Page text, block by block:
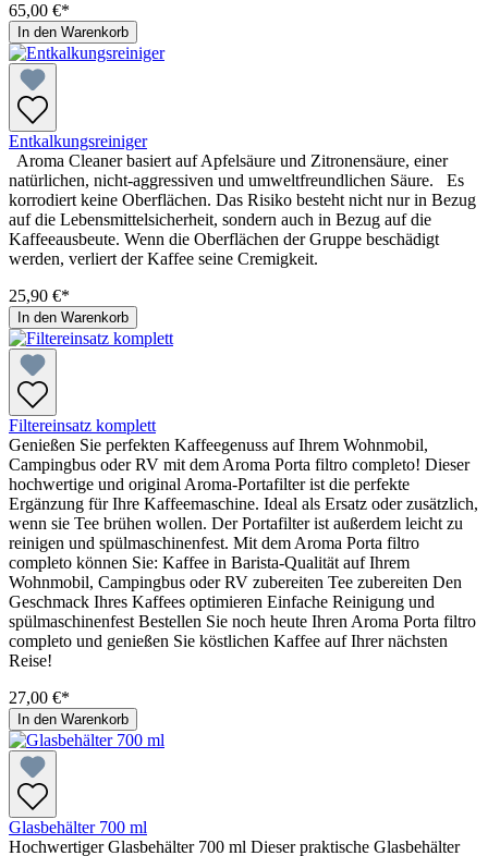
65,00 €*
In den Warenkorb
Entkalkungsreiniger
Aroma Cleaner basiert auf Apfelsäure und Zitronensäure, einer
natürlichen, nicht-aggressiven und umweltfreundlichen Säure. Es
korrodiert keine Oberflächen. Das Risiko besteht nicht nur in Bezug
auf die Lebensmittelsicherheit, sondern auch in Bezug auf die
Kaffeeausbeute. Wenn die Oberflächen der Gruppe beschädigt
werden, verliert der Kaffee seine Cremigkeit.
25,90 €*
In den Warenkorb
Filtereinsatz komplett
Genießen Sie perfekten Kaffeegenuss auf Ihrem Wohnmobil,
Campingbus oder RV mit dem Aroma Porta filtro completo! Dieser
hochwertige und original Aroma-Portafilter ist die perfekte
Ergänzung für Ihre Kaffeemaschine. Ideal als Ersatz oder zusätzlich,
wenn sie Tee brühen wollen. Der Portafilter ist außerdem leicht zu
reinigen und spülmaschinenfest. Mit dem Aroma Porta filtro
completo können Sie: Kaffee in Barista-Qualität auf Ihrem
Wohnmobil, Campingbus oder RV zubereiten Tee zubereiten Den
Geschmack Ihres Kaffees optimieren Einfache Reinigung und
spülmaschinenfest Bestellen Sie noch heute Ihren Aroma Porta filtro
completo und genießen Sie köstlichen Kaffee auf Ihrer nächsten
Reise!
27,00 €*
In den Warenkorb
Glasbehälter 700 ml
Hochwertiger Glasbehälter 700 ml Dieser praktische Glasbehälter